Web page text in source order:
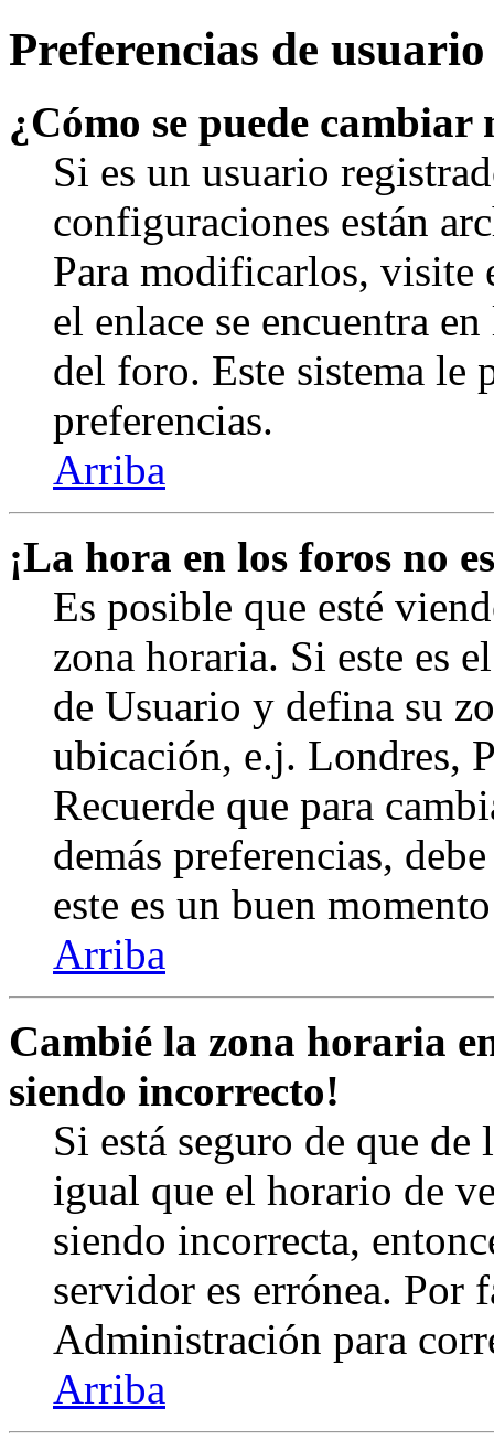
Preferencias de
¿Cómo se puede
Si es un usuario
configuraciones están
Para modificarlos, visite
el enlace se encuentra
del foro. Este sistema le
preferencias.
Arriba
¡La hora en los foros no
Es posible que esté
zona horaria. Si este es
de Usuario y defina su
ubicación, e.j. Londres,
Recuerde que para
demás preferencias,
este es un buen
Arriba
Cambié la zona horaria
siendo incorrecto!
Si está seguro de que
igual que el horario de
siendo incorrecta,
servidor es errónea. Por
Administración para
Arriba